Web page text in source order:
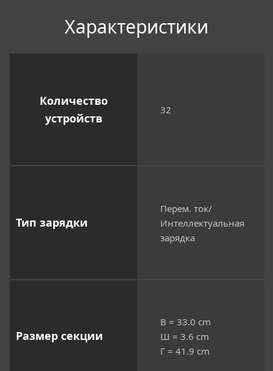
Xарактеристики
Количество
устройств
32
Тип зарядки
Перем. ток/
Интеллектуальная
зарядка
Размер секции
В = 33.0 cm
Ш = 3.6 cm
Г = 41.9 cm